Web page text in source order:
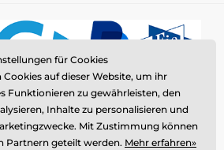
für Cookies
auf dieser Website, um ihr
Funktionieren zu gewährleisten, den
Inhalte zu personalisieren und
Mit Zustimmung können
Partnern geteilt werden. Mehr erfahren»